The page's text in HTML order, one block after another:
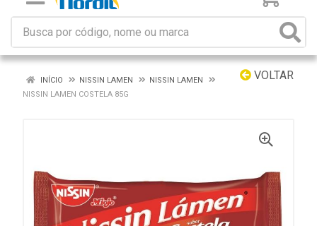
VOLTAR
INÍCIO NISSIN LAMEN
NISSIN LAMEN
NISSIN LAMEN COSTELA 85G